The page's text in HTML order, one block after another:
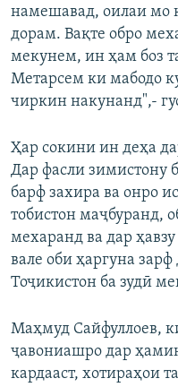
намешавад, оилаи мо
дорам. Вақте обро
мекунем, ин ҳам боз
Метарсем ки мабодо
чиркин накунанд",-
Ҳар сокини ин деҳа
Дар фасли зимистону
барф захира ва онро
тобистон маҷбуранд,
мехаранд ва дар
вале оби ҳаргуна
Тоҷикистон ба зудӣ
Маҳмуд Сайфуллоев,
ҷавониашро дар
кардааст, хотираҳои